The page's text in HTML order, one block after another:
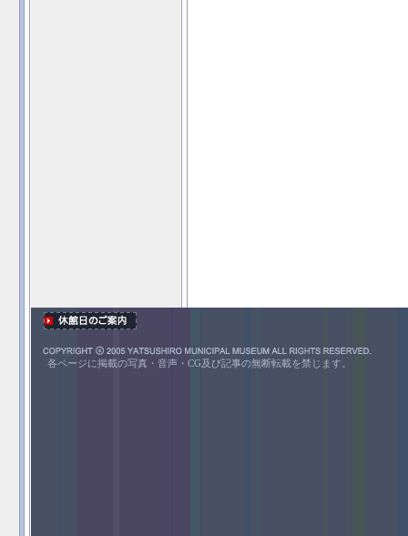
各ページに掲載の写真・音声・CG及び記事の無断転載を禁じます。